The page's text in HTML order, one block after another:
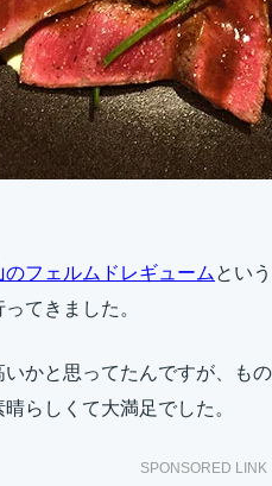
フェルムドレギューム とい
てきました。
かと思ってたんですが、も
らしくて大満足でした。
SPONSORED LINK